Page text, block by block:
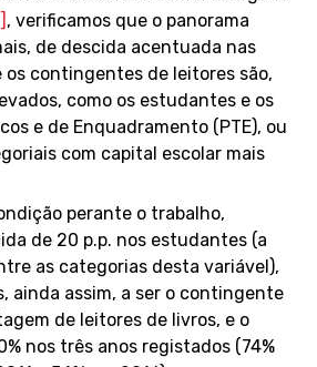
, verificamos que o panorama
de descida acentuada nas
os contingentes de leitores são,
como os estudantes e os
e de Enquadramento (PTE), ou
com capital escolar mais
perante o trabalho,
de 20 p.p. nos estudantes (a
as categorias desta variável),
ainda assim, a ser o contingente
de leitores de livros, e o
nos três anos registados (74%